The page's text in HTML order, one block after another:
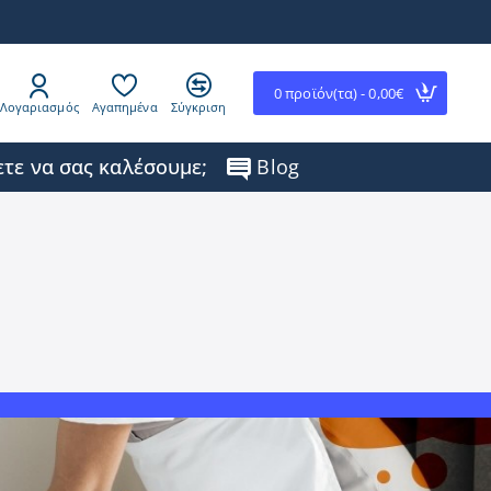
Λογαριασμός Αγαπημένα Σύγκριση
0 προϊόν(τα) - 0,00€
να σας καλέσουμε; Blog